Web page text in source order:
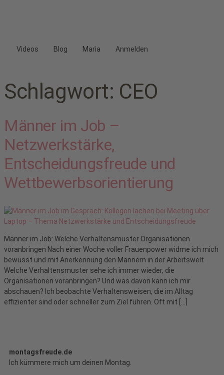
Videos Blog Maria Anmelden
Schlagwort: CEO
Männer im Job –
Netzwerkstärke,
Entscheidungsfreude und
Wettbewerbsorientierung
Männer im Job: Welche Verhaltensmuster Organisationen
voranbringen Nach einer Woche voller Frauenpower widme ich mich
bewusst und mit Anerkennung den Männern in der Arbeitswelt.
Welche Verhaltensmuster sehe ich immer wieder, die
Organisationen voranbringen? Und was davon kann ich mir
abschauen? Ich beobachte Verhaltensweisen, die im Alltag
effizienter sind oder schneller zum Ziel führen. Oft mit […]
montagsfreude.de
Ich kümmere mich um deinen Montag.